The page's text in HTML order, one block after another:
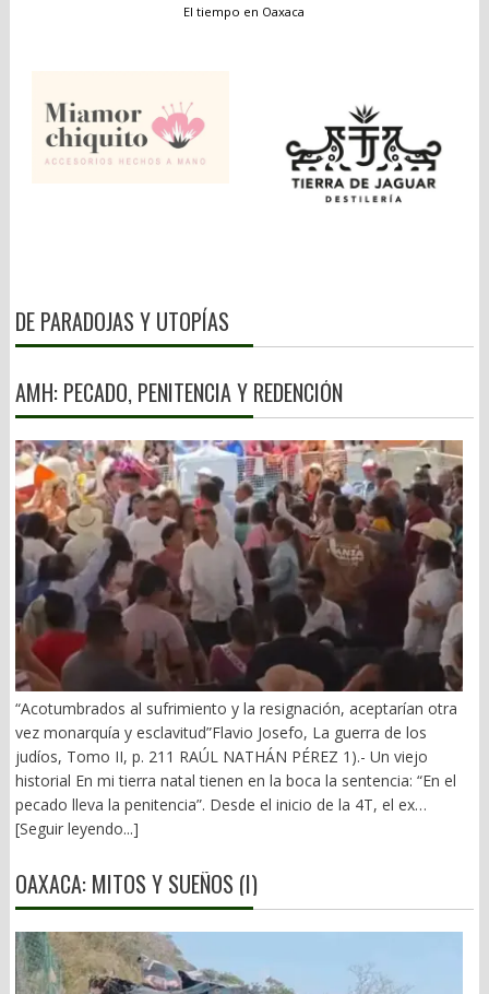
El tiempo en Oaxaca
DE PARADOJAS Y UTOPÍAS
AMH: PECADO, PENITENCIA Y REDENCIÓN
“Acotumbrados al sufrimiento y la resignación, aceptarían otra
vez monarquía y esclavitud”Flavio Josefo, La guerra de los
judíos, Tomo II, p. 211 RAÚL NATHÁN PÉREZ 1).- Un viejo
historial En mi tierra natal tienen en la boca la sentencia: “En el
pecado lleva la penitencia”. Desde el inicio de la 4T, el ex
gobernador Alejandro Murat ha arrastrado un mal fario. El 21 de
Primera visita de AMLO a Oaxaca y una prolongada rechifla. (El
Imparcial, 22/12/2018). Y vino la defensa del pupilo de
está ayudando mucho”. Fue el inicio del periplo de Murat en el
terreno fangoso del poder obradorista. Se dobló ante el Mesías
[Seguir leyendo...]
OAXACA: MITOS Y SUEÑOS (I)